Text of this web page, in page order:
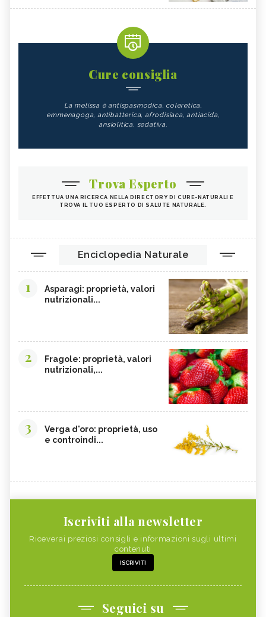
Cure consiglia
La melissa è antispasmodica, coleretica,
emmenagoga, antibatterica, afrodisiaca, antiacida,
ansiolitica, sedativa.
Trova Esperto
EFFETTUA UNA RICERCA NELLA DIRECTORY DI CURE-NATURALI E
TROVA IL TUO ESPERTO DI SALUTE NATURALE.
Enciclopedia Naturale
1
Asparagi: proprietà, valori
nutrizionali...
2
Fragole: proprietà, valori
nutrizionali,...
3
Verga d'oro: proprietà, uso
e controindi...
Iscriviti alla newsletter
Riceverai preziosi consigli e informazioni sugli ultimi
contenuti
ISCRIVITI
Seguici su